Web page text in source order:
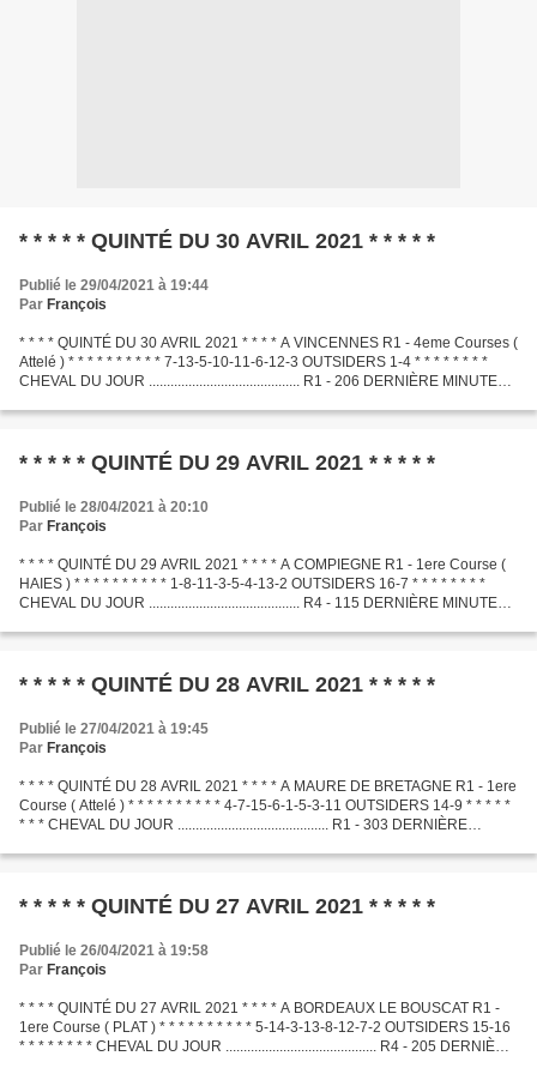
* * * * * QUINTÉ DU 30 AVRIL 2021 * * * * *
Publié le 29/04/2021 à 19:44
Par François
* * * * QUINTÉ DU 30 AVRIL 2021 * * * * A VINCENNES R1 - 4eme Courses (
Attelé ) * * * * * * * * * * 7-13-5-10-11-6-12-3 OUTSIDERS 1-4 * * * * * * * *
CHEVAL DU JOUR .......................................... R1 - 206 DERNIÈRE MINUTE
* * * * * QUINTÉ DU 29 AVRIL 2021 * * * * *
Publié le 28/04/2021 à 20:10
Par François
* * * * QUINTÉ DU 29 AVRIL 2021 * * * * A COMPIEGNE R1 - 1ere Course (
HAIES ) * * * * * * * * * * 1-8-11-3-5-4-13-2 OUTSIDERS 16-7 * * * * * * * *
CHEVAL DU JOUR .......................................... R4 - 115 DERNIÈRE MINUTE
* * * * * QUINTÉ DU 28 AVRIL 2021 * * * * *
Publié le 27/04/2021 à 19:45
Par François
* * * * QUINTÉ DU 28 AVRIL 2021 * * * * A MAURE DE BRETAGNE R1 - 1ere
Course ( Attelé ) * * * * * * * * * * 4-7-15-6-1-5-3-11 OUTSIDERS 14-9 * * * * *
* * * CHEVAL DU JOUR .......................................... R1 - 303 DERNIÈRE
* * * * * QUINTÉ DU 27 AVRIL 2021 * * * * *
Publié le 26/04/2021 à 19:58
Par François
* * * * QUINTÉ DU 27 AVRIL 2021 * * * * A BORDEAUX LE BOUSCAT R1 -
1ere Course ( PLAT ) * * * * * * * * * * 5-14-3-13-8-12-7-2 OUTSIDERS 15-16
* * * * * * * * CHEVAL DU JOUR .......................................... R4 - 205 DERNIÈRE